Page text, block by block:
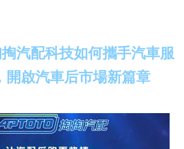
汽配科技如何攜手汽車服
開啟汽車后市場新篇章